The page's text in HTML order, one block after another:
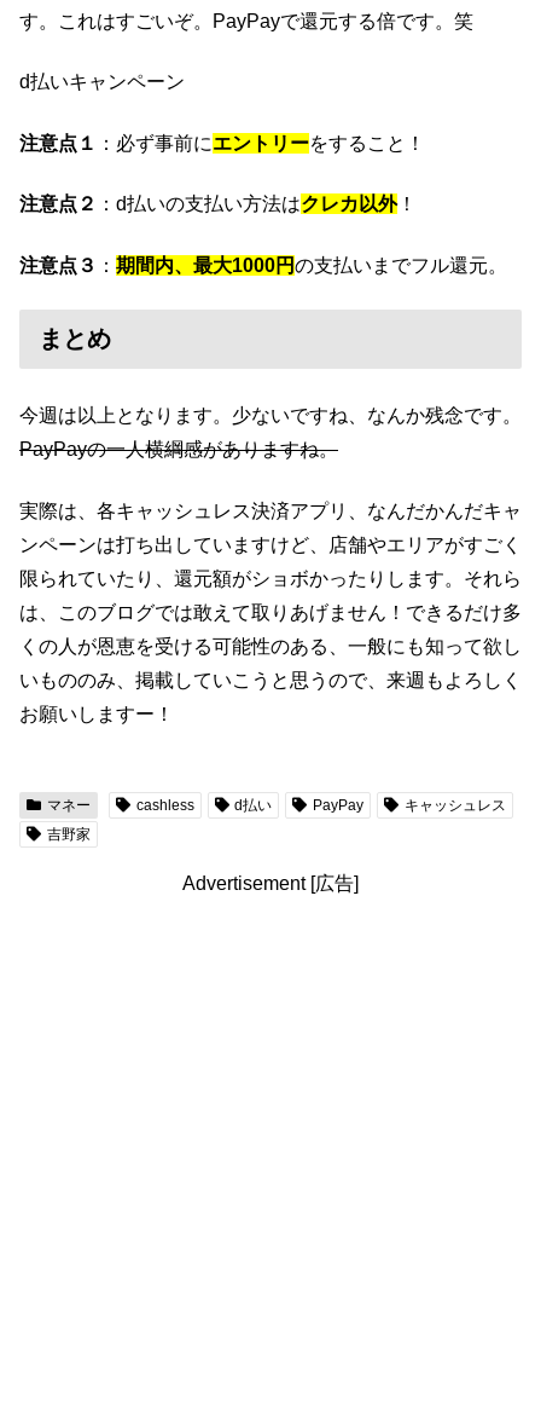
す。これはすごいぞ。PayPayで還元する倍です。笑
d払いキャンペーン
注意点１ ：必ず事前にエントリーをすること！
注意点２ ：d払いの支払い方法はクレカ以外！
注意点３ ： 期間内、最大1000円の支払いまでフル還元。
まとめ
今週は以上となります。少ないですね、なんか残念です。
PayPayの一人横綱感がありますね。
実際は、各キャッシュレス決済アプリ、なんだかんだキャ
ンペーンは打ち出していますけど、店舗やエリアがすごく
限られていたり、還元額がショボかったりします。それら
は、このブログでは敢えて取りあげません！できるだけ多
くの人が恩恵を受ける可能性のある、一般にも知って欲し
いもののみ、掲載していこうと思うので、来週もよろしく
お願いしますー！
マネー cashless d払い PayPay
キャッシュレス
吉野家
Advertisement [広告]